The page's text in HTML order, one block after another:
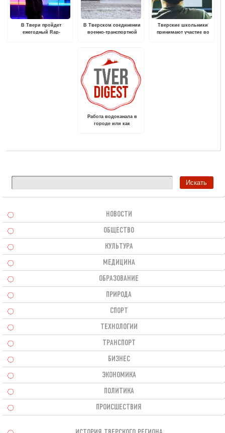
В Твери пройдет
ежегодный Rap-
В Тверском соединении
военно-транспортной
метеорологических
условиях на самолетах
Ил-76
Тверские школьники
принимают участие во
Работа водоканала в
городе или как
населения
НОВОСТИ
ОБЩЕСТВО
КУЛЬТУРА
МЕДИЦИНА
ОБРАЗОВАНИЕ
ПРИРОДА
СПОРТ
ТЕХНОЛОГИИ
ТРАНСПОРТ
БИЗНЕС
ЭКОНОМИКА
ПОЛИТИКА
ПРОИСШЕСТВИЯ